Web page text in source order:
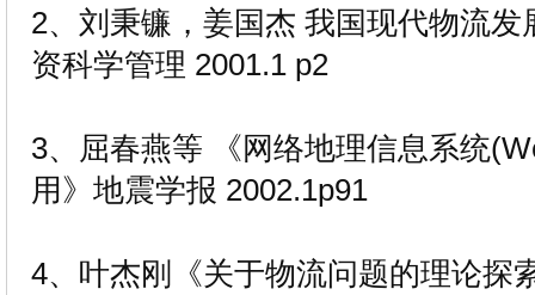
2、刘秉镰，姜国杰 我国现代物流
资科学管理 2001.1 p2
3、屈春燕等 《网络地理信息系统
用》地震学报 2002.1p91
4、叶杰刚《关于物流问题的理论探